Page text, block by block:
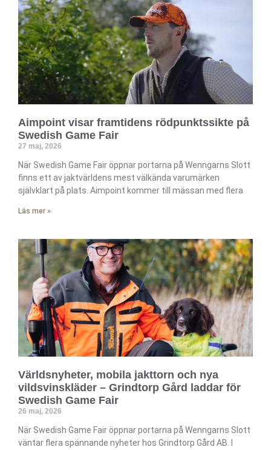
Aimpoint visar framtidens rödpunktssikte på
Swedish Game Fair
27 maj, 2026
När Swedish Game Fair öppnar portarna på Wenngarns Slott
finns ett av jaktvärldens mest välkända varumärken
självklart på plats. Aimpoint kommer till mässan med flera
Läs mer »
Världsnyheter, mobila jakttorn och nya
vildsvinskläder – Grindtorp Gård laddar för
Swedish Game Fair
26 maj, 2026
När Swedish Game Fair öppnar portarna på Wenngarns Slott
väntar flera spännande nyheter hos Grindtorp Gård AB. I